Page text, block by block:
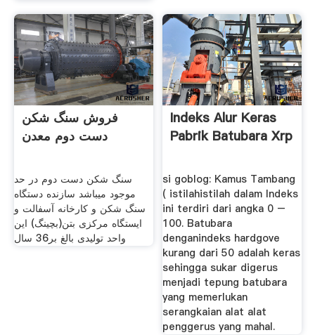
فروش سنگ شکن
دست دوم معدن
سنگ شکن دست دوم در حد
موجود میباشد سازنده دستگاه
سنگ شکن و کارخانه آسفالت و
ایستگاه مرکزی بتن(بچینگ) این
واحد تولیدی بالغ بر36 سال
Indeks Alur Keras
Pabrik Batubara Xrp
si goblog: Kamus Tambang
( istilahistilah dalam Indeks
ini terdiri dari angka 0 –
100. Batubara
denganindeks hardgove
kurang dari 50 adalah keras
sehingga sukar digerus
menjadi tepung batubara
yang memerlukan
serangkaian alat alat
penggerus yang mahal.